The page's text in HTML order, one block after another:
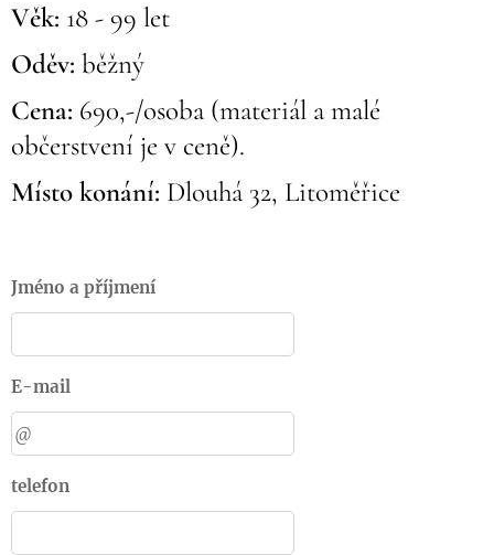
Věk: 18 - 99 let
Oděv: běžný
Cena: 690,-/osoba (materiál a malé
občerstvení je v ceně).
Místo konání: Dlouhá 32, Litoměřice
Jméno a příjmení
E-mail
telefon